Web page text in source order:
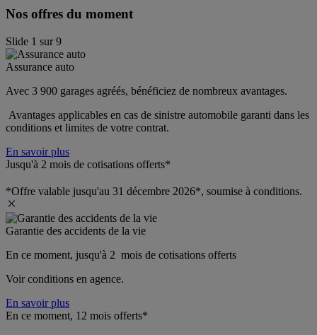
Nos offres du moment
Slide 1 sur9
Assurance auto
Avec 3 900 garages agréés, bénéficiez de nombreux avantages.
Avantages applicables en cas de sinistre automobile garanti dans les
conditions et limites de votre contrat.
En savoir plus
Jusqu'à 2 mois de cotisations offerts*
*Offre valable jusqu'au 31 décembre 2026*, soumise à conditions.
Garantie des accidents de la vie
En ce moment, jusqu'à 2  mois de cotisations offerts
Voir conditions en agence.
En savoir plus
En ce moment, 12 mois offerts*